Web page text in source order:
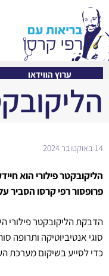
ערוץ הווידאו
14 באוקטובר 2024
הליקובקטר פילורי הוא
פרופסור רפי קרסו הסביר
הדבקת הליקובקטר פילורי
סוגי אנטיביוטיקה ותרופה
כדי לסייע בשיקום מערכת